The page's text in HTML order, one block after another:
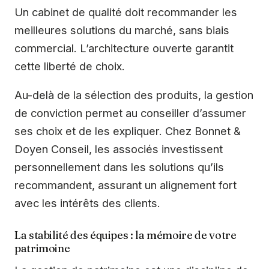
Un cabinet de qualité doit recommander les
meilleures solutions du marché, sans biais
commercial. L’architecture ouverte garantit
cette liberté de choix.
Au-delà de la sélection des produits, la gestion
de conviction permet au conseiller d’assumer
ses choix et de les expliquer. Chez Bonnet &
Doyen Conseil, les associés investissent
personnellement dans les solutions qu’ils
recommandent, assurant un alignement fort
avec les intérêts des clients.
La stabilité des équipes : la mémoire de votre
patrimoine